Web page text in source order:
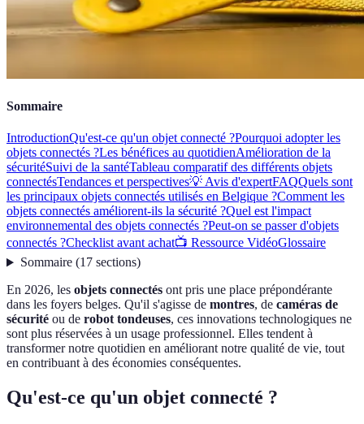
Sommaire
IntroductionQu'est-ce qu'un objet connecté ?Pourquoi adopter les
objets connectés ?Les bénéfices au quotidienAmélioration de la
sécuritéSuivi de la santéTableau comparatif des différents objets
connectésTendances et perspectives💡 Avis d'expertFAQQuels sont
les principaux objets connectés utilisés en Belgique ?Comment les
objets connectés améliorent-ils la sécurité ?Quel est l'impact
environnemental des objets connectés ?Peut-on se passer d'objets
connectés ?Checklist avant achat📺 Ressource VidéoGlossaire
Sommaire(17 sections)
En 2026, les objets connectés ont pris une place prépondérante
dans les foyers belges. Qu'il s'agisse de montres, de caméras de
sécurité ou de robot tondeuses, ces innovations technologiques ne
sont plus réservées à un usage professionnel. Elles tendent à
transformer notre quotidien en améliorant notre qualité de vie, tout
en contribuant à des économies conséquentes.
Qu'est-ce qu'un objet connecté ?